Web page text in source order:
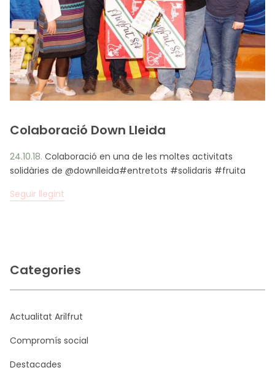
CA ES EN FR
Colaboració Down Lleida
24.10.18. Colaboració en una de les moltes activitats
solidàries de @downlleida#entretots #solidaris #fruita
Seguir llegint
Categories
Actualitat Arilfrut
Compromís social
Destacades